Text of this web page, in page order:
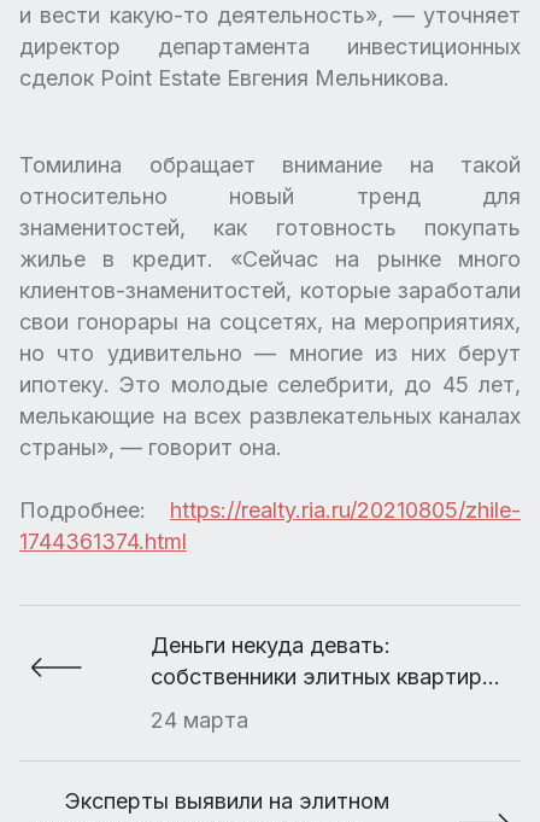
и вести какую-то деятельность», — уточняет
директор департамента инвестиционных
сделок Point Estate Евгения Мельникова.
Томилина обращает внимание на такой
относительно новый тренд для
знаменитостей, как готовность покупать
жилье в кредит. «Сейчас на рынке много
клиентов-знаменитостей, которые заработали
свои гонорары на соцсетях, на мероприятиях,
но что удивительно — многие из них берут
ипотеку. Это молодые селебрити, до 45 лет,
мелькающие на всех развлекательных каналах
страны», — говорит она.
Подробнее: https://realty.ria.ru/20210805/zhile-
1744361374.html
Деньги некуда девать:
собственники элитных квартир
стали снимать их с продажи
24 марта
Эксперты выявили на элитном